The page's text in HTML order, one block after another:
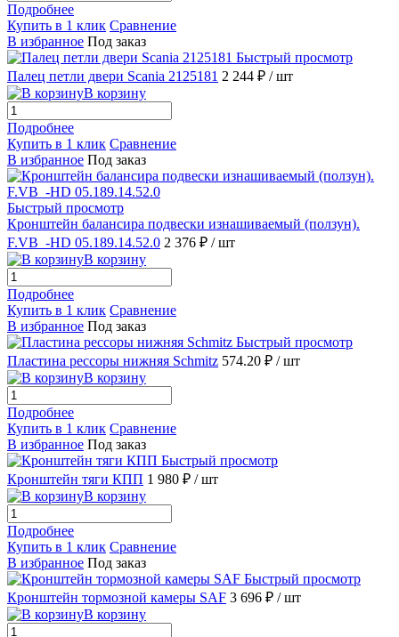
Подробнее
Купить в 1 клик Сравнение
В избранное Под заказ
Быстрый просмотр
Палец петли двери Scania 2125181 2 244 ₽ / шт
В корзину
Подробнее
Купить в 1 клик Сравнение
В избранное Под заказ
Быстрый просмотр
Кронштейн балансира подвески изнашиваемый (ползун).
F.VB_-HD 05.189.14.52.0 2 376 ₽ / шт
В корзину
Подробнее
Купить в 1 клик Сравнение
В избранное Под заказ
Быстрый просмотр
Пластина рессоры нижняя Schmitz 574.20 ₽ / шт
В корзину
Подробнее
Купить в 1 клик Сравнение
В избранное Под заказ
Быстрый просмотр
Кронштейн тяги КПП 1 980 ₽ / шт
В корзину
Подробнее
Купить в 1 клик Сравнение
В избранное Под заказ
Быстрый просмотр
Кронштейн тормозной камеры SAF 3 696 ₽ / шт
В корзину